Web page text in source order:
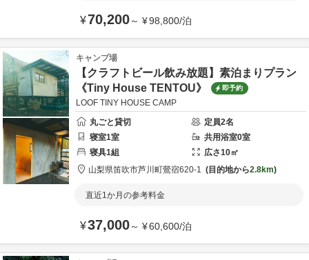
¥70,200～ ¥98,800/泊
キャンプ場
【クラフトビール飲み放題】素泊まりプラン
《Tiny House TENTOU》
即予約
LOOF TINY HOUSE CAMP
丸ごと貸切
定員2名
寝室1室 共用浴室0室
寝具1組 広さ10㎡
山梨県笛吹市芦川町鶯宿620-1 目的地から2.8km
直近1か月の参考料金
¥37,000～ ¥60,600/泊